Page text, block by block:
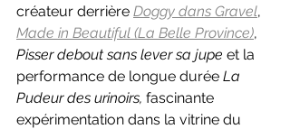
créateur derrière Doggy dans Gravel,
Made in Beautiful (La Belle Province),
Pisser debout sans lever sa jupe et la
performance de longue durée La
Pudeur des urinoirs, fascinante
expérimentation dans la vitrine du